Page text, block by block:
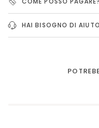
HAI BISOGNO DI